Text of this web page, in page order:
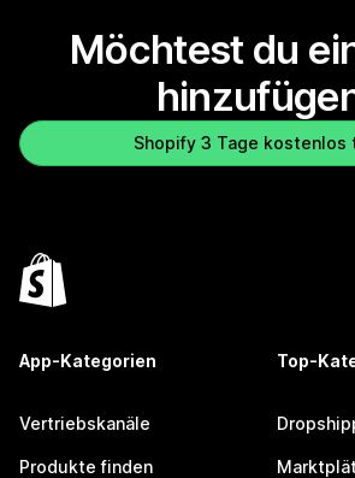
Möchtest du
Shopify 3 Tage kostenlos
App-Kategorien
Vertriebskanäle
Produkte finden
Top-